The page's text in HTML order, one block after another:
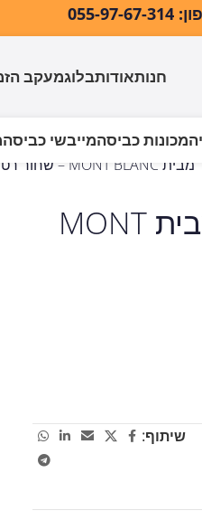
314
חנותאודותבלוגמעקב
מכונות כביסהמייבשי כביסה
MBR-390DF-BLK מקרר מקפיא עליון 295 ליטר מבית MONT
שיתוף: